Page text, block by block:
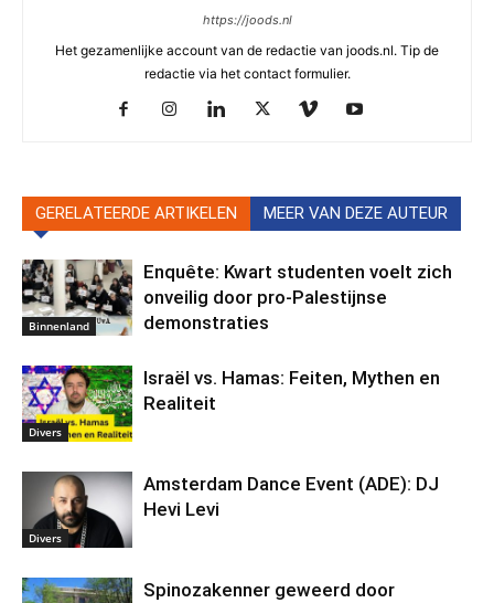
https://joods.nl
Het gezamenlijke account van de redactie van joods.nl. Tip de
redactie via het contact formulier.
GERELATEERDE ARTIKELEN MEER VAN DEZE AUTEUR
Binnenland
Enquête: Kwart studenten voelt zich
onveilig door pro-Palestijnse
demonstraties
Divers
Israël vs. Hamas: Feiten, Mythen en
Realiteit
Divers
Amsterdam Dance Event (ADE): DJ
Hevi Levi
Spinozakenner geweerd door